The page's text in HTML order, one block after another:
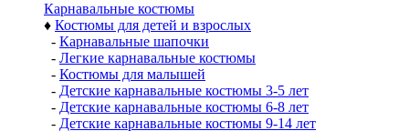
Карнавальные костюмы
♦ Костюмы для детей и взрослых
- Карнавальные шапочки
- Легкие карнавальные костюмы
- Костюмы для малышей
- Детские карнавальные костюмы 3-5 лет
- Детские карнавальные костюмы 6-8 лет
- Детские карнавальные костюмы 9-14 лет